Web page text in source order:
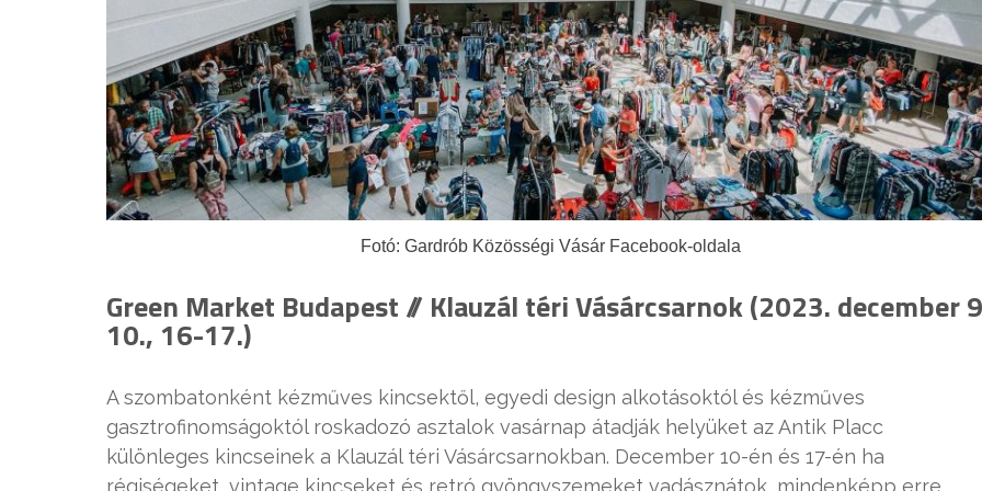
Fotó: Gardrób Közösségi Vásár Facebook-oldala
Green Market Budapest // Klauzál téri Vásárcsarnok (2023. december
10., 16-17.)
A szombatonként kézműves kincsektől, egyedi design alkotásoktól és kézműves
gasztrofinomságoktól roskadozó asztalok vasárnap átadják helyüket az Antik Placc
különleges kincseinek a Klauzál téri Vásárcsarnokban. December 10-én és 17-én ha